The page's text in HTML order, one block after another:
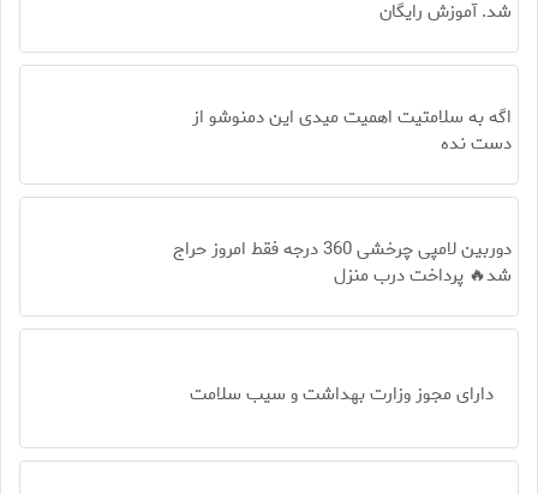
شد. آموزش رایگان
اگه به سلامتیت اهمیت میدی این دمنوشو از
دست نده
دوربین لامپی چرخشی 360 درجه فقط امروز حراج
شد🔥 پرداخت درب منزل
دارای مجوز وزارت بهداشت و سیب سلامت